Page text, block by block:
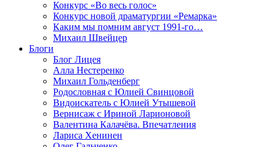
Конкурс «Во весь голос»
Конкурс новой драматургии «Ремарка»
Каким мы помним август 1991-го…
Михаил Швейцер
Блоги
Блог Лицея
Алла Нестеренко
Михаил Гольденберг
Родословная с Юлией Свинцовой
Видоискатель с Юлией Утышевой
Вернисаж с Ириной Ларионовой
Валентина Калачёва. Впечатления
Лариса Хенинен